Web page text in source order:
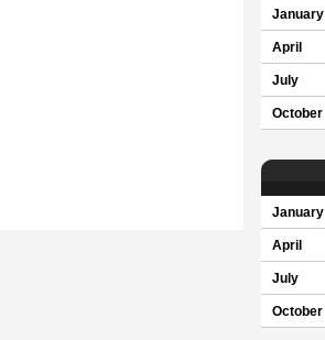
January
April
July
October
January
April
July
October